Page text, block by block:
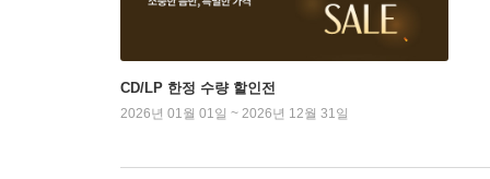
CD/LP 한정 수량 할인전
2026년 01월 01일 ~ 2026년 12월 31일